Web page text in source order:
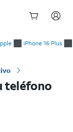
iPhone 16 Plus
teléfono